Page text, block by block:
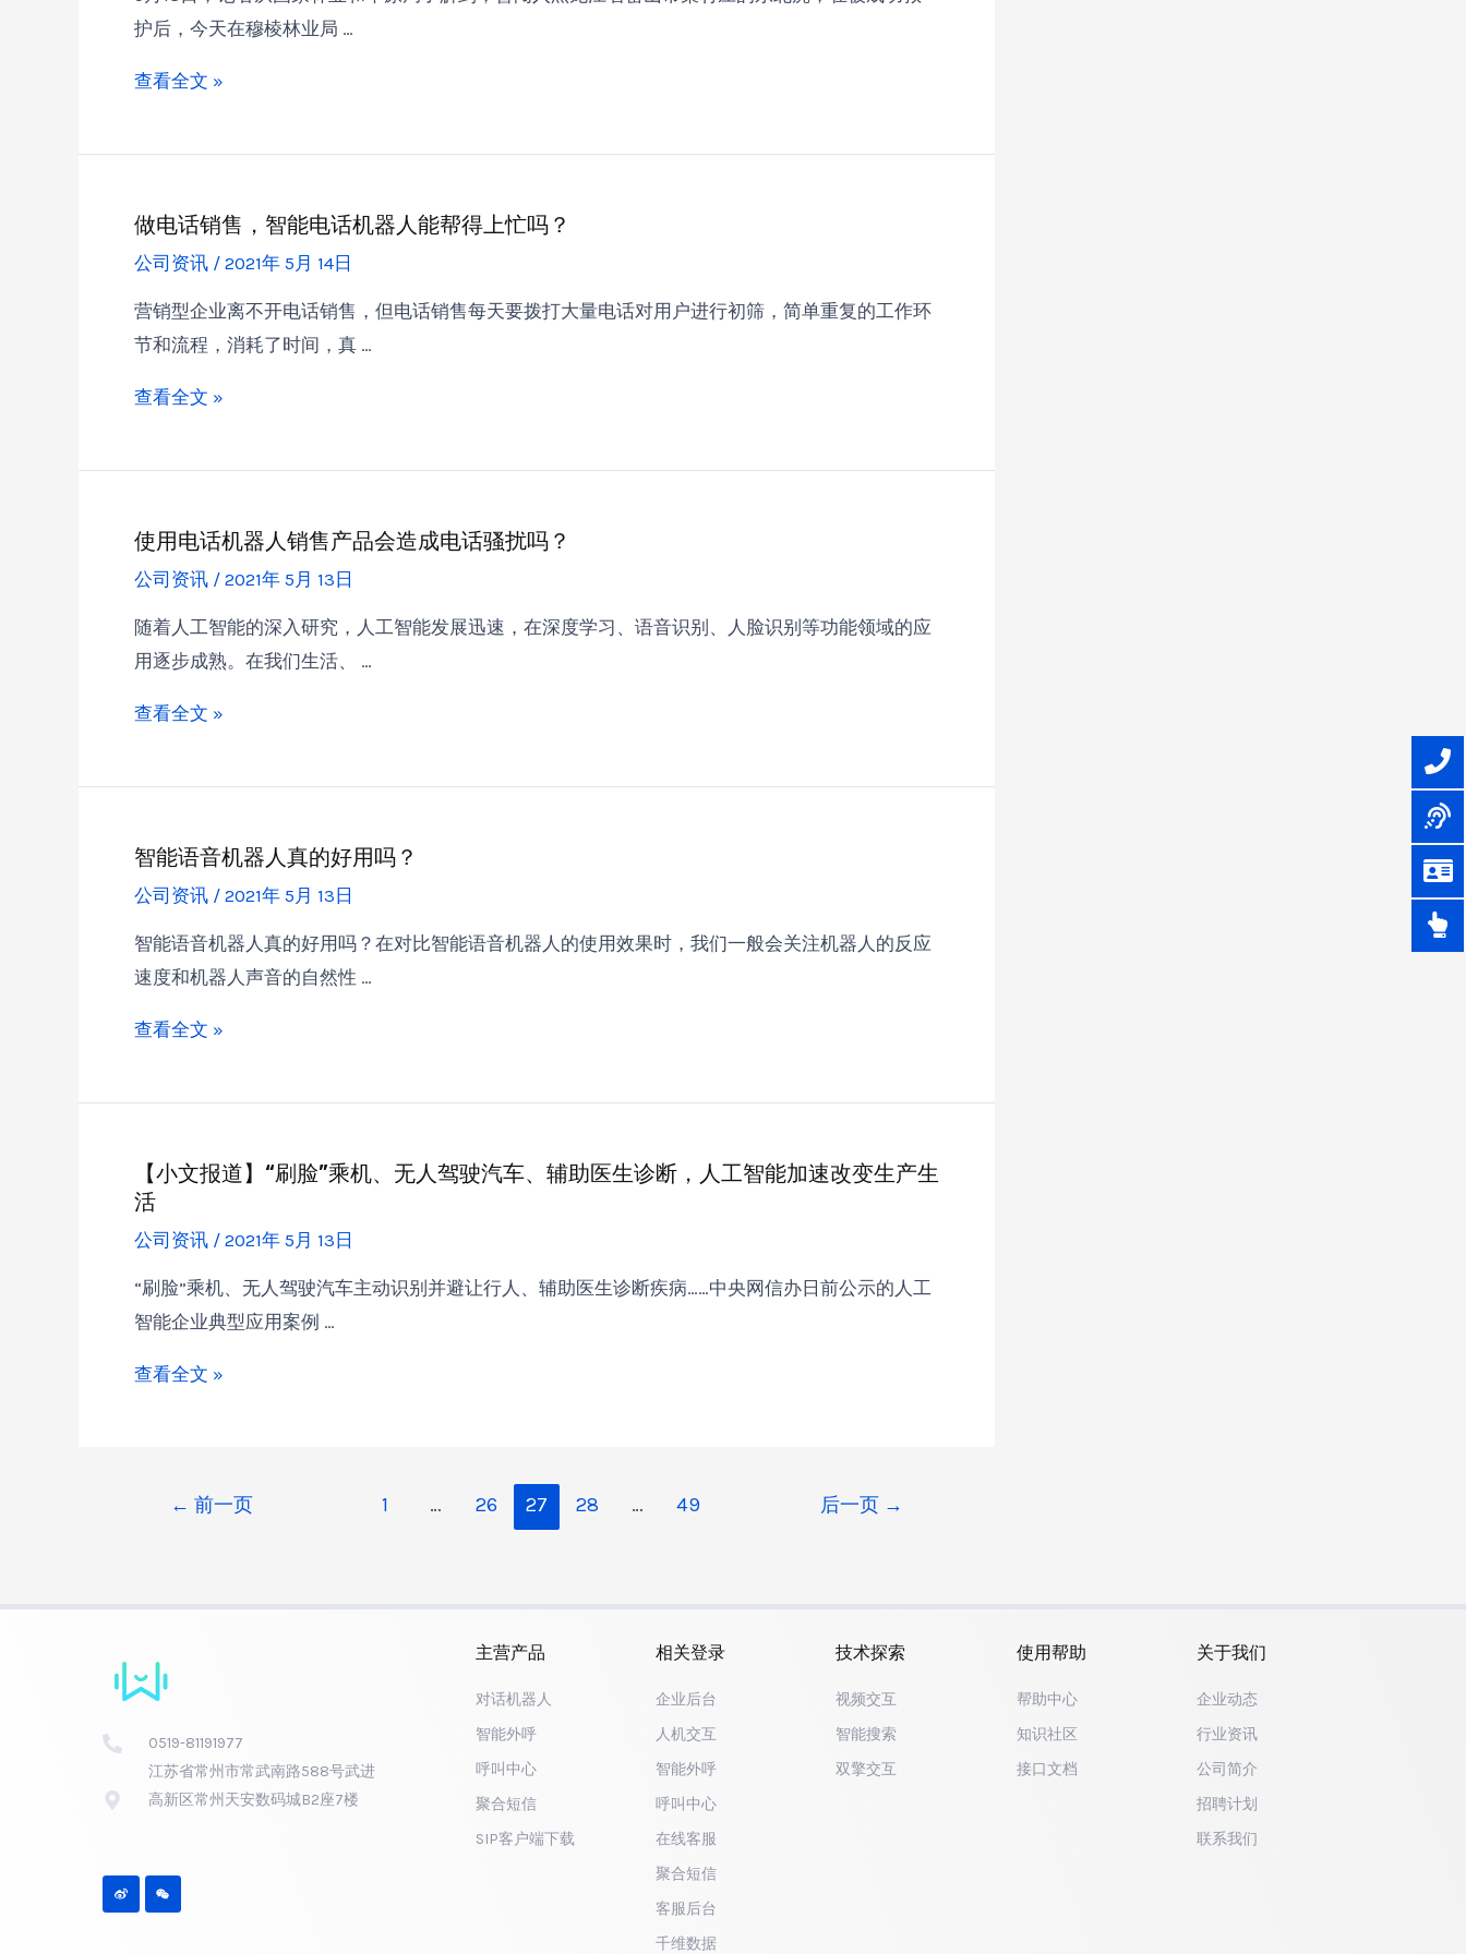
护后，今天在穆棱林业局 …
查看全文 »
做电话销售，智能电话机器人能帮得上忙吗？
公司资讯 / 2021年 5月 14日
营销型企业离不开电话销售，但电话销售每天要拨打大量电话对用户进行初筛，简单重复的工作环
节和流程，消耗了时间，真 …
查看全文 »
使用电话机器人销售产品会造成电话骚扰吗？
公司资讯 / 2021年 5月 13日
随着人工智能的深入研究，人工智能发展迅速，在深度学习、语音识别、人脸识别等功能领域的应
用逐步成熟。在我们生活、 …
查看全文 »
智能语音机器人真的好用吗？
公司资讯 / 2021年 5月 13日
智能语音机器人真的好用吗？在对比智能语音机器人的使用效果时，我们一般会关注机器人的反应
速度和机器人声音的自然性 …
查看全文 »
【小文报道】“刷脸”乘机、无人驾驶汽车、辅助医生诊断，人工智能加速改变生产生
活
公司资讯 / 2021年 5月 13日
“刷脸”乘机、无人驾驶汽车主动识别并避让行人、辅助医生诊断疾病……中央网信办日前公示的人工
智能企业典型应用案例 …
查看全文 »
← 前一页 1 … 26 27 28 … 49 后一页 →
0519-81191977
江苏省常州市常武南路588号武进
高新区常州天安数码城B2座7楼
主营产品
对话机器人
智能外呼
呼叫中心
聚合短信
SIP客户端下载
相关登录
企业后台
人机交互
智能外呼
呼叫中心
在线客服
聚合短信
客服后台
千维数据
技术探索
视频交互
智能搜索
双擎交互
使用帮助
帮助中心
知识社区
接口文档
关于我们
企业动态
行业资讯
公司简介
招聘计划
联系我们